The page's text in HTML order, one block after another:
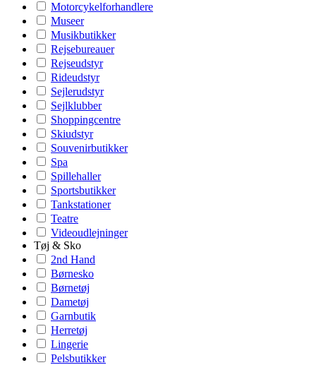
Motorcykelforhandlere
Museer
Musikbutikker
Rejsebureauer
Rejseudstyr
Rideudstyr
Sejlerudstyr
Sejlklubber
Shoppingcentre
Skiudstyr
Souvenirbutikker
Spa
Spillehaller
Sportsbutikker
Tankstationer
Teatre
Videoudlejninger
Tøj & Sko
2nd Hand
Børnesko
Børnetøj
Dametøj
Garnbutik
Herretøj
Lingerie
Pelsbutikker